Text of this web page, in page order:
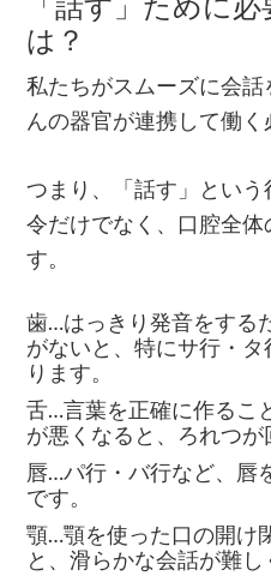
は？
私たちがスムーズに会
んの器官が連携して働く
つまり、「話す」とい
令だけでなく、口腔全
す。
歯…はっきり発音をする
がないと、特にサ行・
ります。
舌…言葉を正確に作るこ
が悪くなると、ろれつが
唇…パ行・バ行など、唇
です。
顎…顎を使った口の開け
と、滑らかな会話が難し